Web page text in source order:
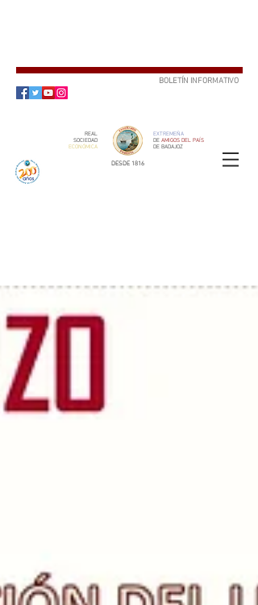
BOLETÍN INFORMATIVO
REAL
SOCIEDAD
ECONÓMICA
EXTREMEÑA
DE AMIGOS DEL PAÍS
DE BADAJOZ
DESDE 1816